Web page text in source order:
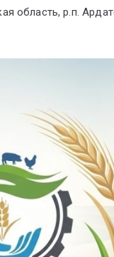
область, р.п.